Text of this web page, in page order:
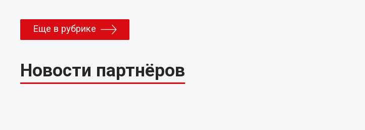
Еще в рубрике
Новости партнёров